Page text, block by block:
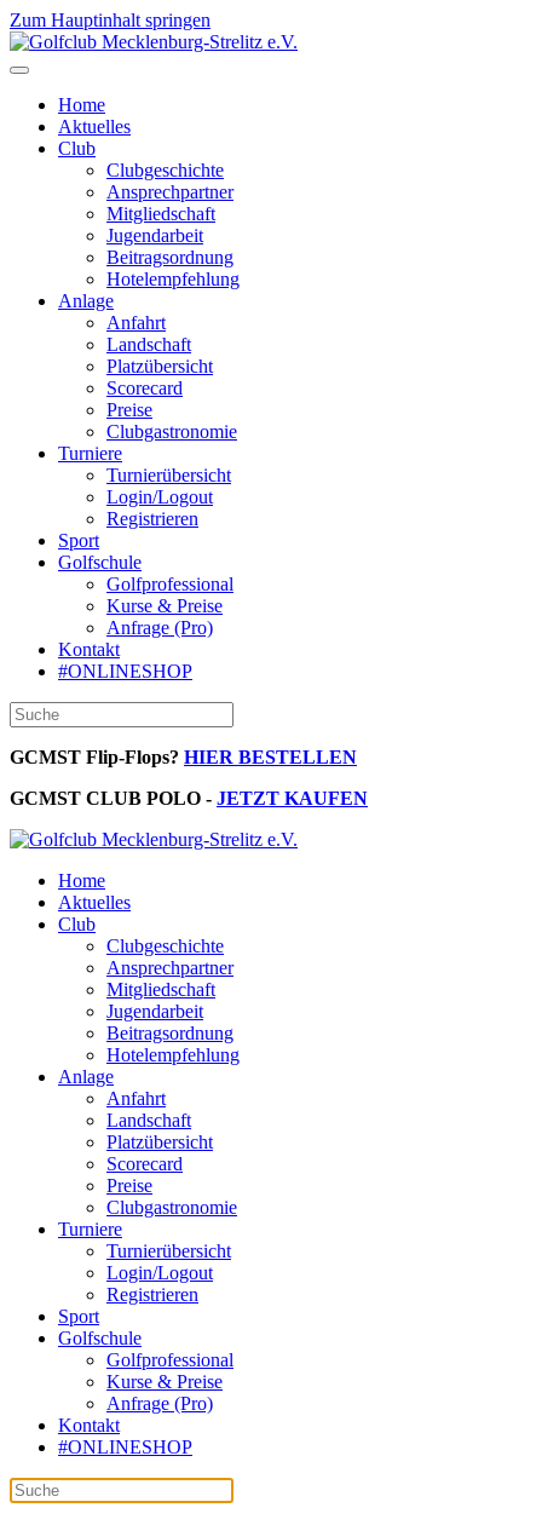
Zum Hauptinhalt springen
Home
Aktuelles
Club
Clubgeschichte
Ansprechpartner
Mitgliedschaft
Jugendarbeit
Beitragsordnung
Hotelempfehlung
Anlage
Anfahrt
Landschaft
Platzübersicht
Scorecard
Preise
Clubgastronomie
Turniere
Turnierübersicht
Login/Logout
Registrieren
Sport
Golfschule
Golfprofessional
Kurse & Preise
Anfrage (Pro)
Kontakt
#ONLINESHOP
GCMST Flip-Flops? HIER BESTELLEN
GCMST CLUB POLO - JETZT KAUFEN
Home
Aktuelles
Club
Clubgeschichte
Ansprechpartner
Mitgliedschaft
Jugendarbeit
Beitragsordnung
Hotelempfehlung
Anlage
Anfahrt
Landschaft
Platzübersicht
Scorecard
Preise
Clubgastronomie
Turniere
Turnierübersicht
Login/Logout
Registrieren
Sport
Golfschule
Golfprofessional
Kurse & Preise
Anfrage (Pro)
Kontakt
#ONLINESHOP